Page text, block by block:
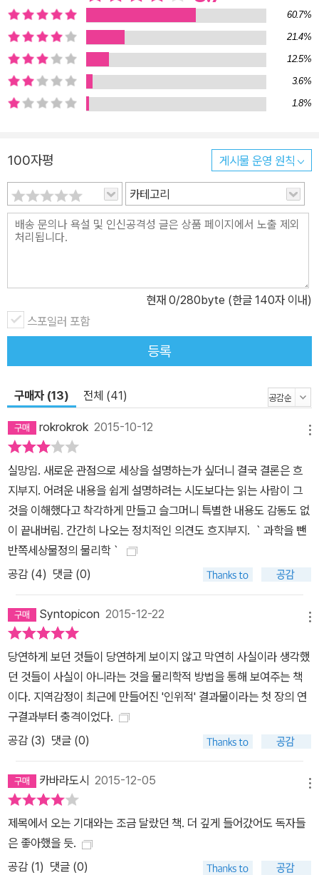
이블 주변에 전문가들이 모인 형상에 가깝다. 김범준과 노명우, 물리
학자와 사회학자가 마주한 테이블처럼. 메르스와 체질량지수와 B형
남자를 말하다 『세상물정의 물리학』의 1장은 한국 사회와 민주주의,
정의에 대한 물리학자의 ‘과학적인’ 의견 제시가, 2장은 복잡한 세상
의 사건들에 대한 재미있는 ‘통계적’ 분석과 의미 발견이, 3장은 예술,
갇혀있을 것 같은 물리학자가 보여주는 특이하다 못해 톡톡 튀는 관
점과 방법, 글솜씨를 보면 풍성한 융합-통섭의 잔치에 초대된 느낌이
든다. 매 꼭지 글의 서론은 솔깃하고, 유머와 일침을 잊지 않는 결론에
는 경쾌한 맛이 있다. 추천사를 쓴 정하웅 카이스트 석좌교수의 멘트
처럼 “과학콘서트의 심화과정”이라는 표현이 썩 어울린다. 프로야구
일정 수립 방법은? ‘몬테카를로 방법’이라는 물리학 계산법을 이용해
에너지-이동거리가 낮은 상태를 찾아내면 된다. 혈액형과 성격의 상
관관계(B형 남자 신드롬)는 또 어떻게 알 수 있을까? 결혼한 남녀 3
77쌍의 혈액형 특정 패턴과 심리검사자료 MBTI와 혈액형으로 분석
해보면 그 실체를 파악할 수 있다. 세상물정의 중심에 선 물리학자
계 네트워크 과학은 우리가 사는 세상의 작동원리를 설명하는 매력
넘치는 학문이다. 정치인이라면 네트워크를 알아야 사람들의 투표 성
향을 예측하고 판단할 수 있다. 메르스와 같은 전염병 네트워크의 속
성을 알면 그걸 차단할 방법을 찾아낼 수 있다. 네트워크와 밀도의 관
계성을 이해하면 명절의 교통체증에서 벗어날 수 있는 합리적인 행동
도 알 수 있다. 리스트는 끝도 없이 늘릴 수 있다. 물론 복잡계 과학에
서 말하는 ‘복잡한(complex)'의 의미는 일상에서의 그것과 다르다.
복잡성은 조직되어 있다는 것을 말하고(self-organization), 사람이
것을 의미한다. 복잡계 과학은 그 패턴에 주목한다. 다시 말해 복잡계
게 이야기하는 ‘사회-물리학’, ‘통계-물리학’의 형태로 불린다. 과학으
로부터 위안받고 싶다면 이 융합의 테이블에 “사회에서 벌어지는 일
들을 보면 황당하게 일어날 일들이 많아요. 그것들을 합리적이고 이
성적으로 바라볼 수 있어야 하는 것이죠. 과학이라는 내용을 배우는
것이 아니라 과학적인 사고를 배우는 것이 중요합니다. 사람들이 합
리적으로 생각하는 방법을 배웠으면 합니다. 얼마 전 이런 질문을 받
았어요. 과학자도 시집을 읽느냐고. 과학책 읽는 시인에게 왜 읽느냐
고 묻나요? 세상은 알면 알수록 더 잘 보이고 더 아름다워 보이잖아
요.”(한국대학신문 2014.08.18.) 세상과의 소통을 강조하는 저자 김
범준은 한 대학신문과의 인터뷰에서 이렇게 말했다. 그의 말처럼 『세
상물정의 물리학』은 인문학적 상상과 발상을 과학을 통해 풀어가는
매력을 품고 있다. 예술과 인간의 속내는 인문학의 소관이 아니라 어
쩌면 과학일지 모른다. 과학으로부터 위안받고 싶다면 이 융합의 테
60.7%
21.4%
12.5%
3.6%
1.8%
100자평 게시물 운영 원칙
카테고리
현재 0/280byte (한글 140자 이내)
스포일러 포함
등록
구매자 (13) 전체 (41)
rokrokrok 2015-10-12
실망임. 새로운 관점으로 세상을 설명하는가 싶더니 결국 결론은 흐
지부지. 어려운 내용을 쉽게 설명하려는 시도보다는 읽는 사람이 그
것을 이해했다고 착각하게 만들고 슬그머니 특별한 내용도 감동도 없
이 끝내버림. 간간히 나오는 정치적인 의견도 흐지부지. ｀과학을 뺀
반쪽세상물정의 물리학｀
공감 (4) 댓글 (0)
Syntopicon 2015-12-22
당연하게 보던 것들이 당연하게 보이지 않고 막연히 사실이라 생각했
던 것들이 사실이 아니라는 것을 물리학적 방법을 통해 보여주는 책
이다. 지역감정이 최근에 만들어진 '인위적' 결과물이라는 첫 장의 연
구결과부터 충격이었다.
공감 (3) 댓글 (0)
카바라도시 2015-12-05
제목에서 오는 기대와는 조금 달랐던 책. 더 깊게 들어갔어도 독자들
은 좋아했을 듯.
공감 (1) 댓글 (0)